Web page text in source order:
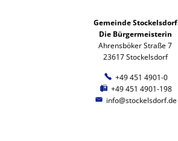
Gemeinde Stockelsdorf
Die Bürgermeisterin
Ahrensböker Straße 7
23617 Stockelsdorf
+49 451 4901-0
+49 451 4901-198
info@stockelsdorf.de